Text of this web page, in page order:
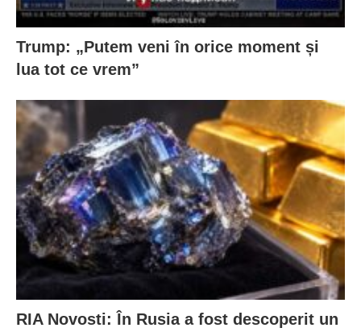
Trump: „Putem veni în orice moment și
lua tot ce vrem”
RIA Novosti: În Rusia a fost descoperit un